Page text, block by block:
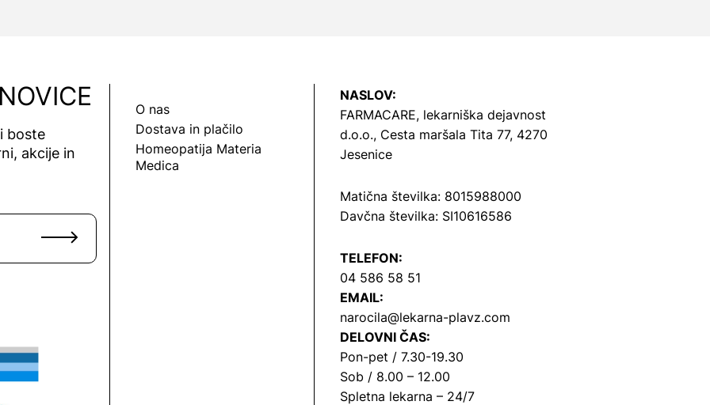
boste
akcije in
O nas
Dostava in plačilo
Homeopatija Materia
Medica
NASLOV:
FARMACARE, lekarniška dejavnost
d.o.o., Cesta maršala Tita 77, 4270
Jesenice
Matična številka: 8015988000
Davčna številka: SI10616586
TELEFON:
04 586 58 51
EMAIL:
narocila@lekarna-plavz.com
DELOVNI ČAS:
Pon-pet / 7.30-19.30
Sob / 8.00 – 12.00
Spletna lekarna – 24/7